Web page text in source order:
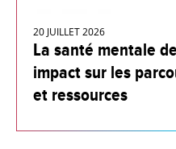
20 JUILLET 2026
La santé mentale
impact sur les
et ressources